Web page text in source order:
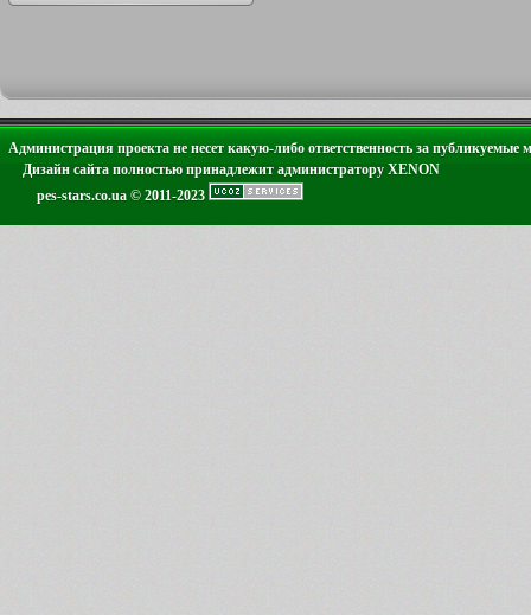
Администрация проекта не несет какую-либо ответственность за публикуемые
Дизайн сайта полностью принадлежит администратору XENON
pes-stars.co.ua © 2011-2023